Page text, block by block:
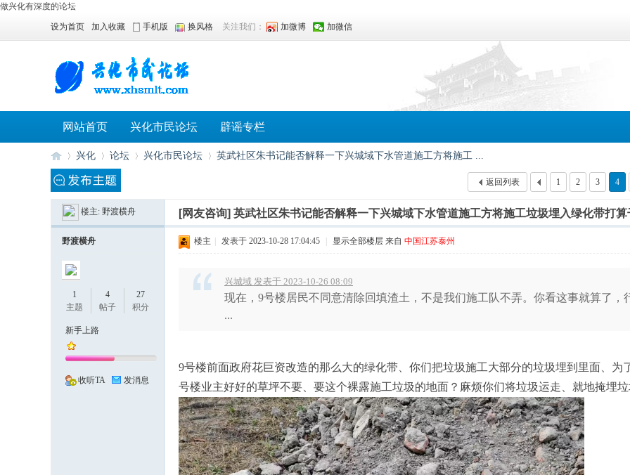
做兴化有深度的论坛
设为首页 加入收藏 手机版 换风格 关注我们： 加微博 加微信
网站首页 兴化市民论坛 辟谣专栏
»
兴化
›
论坛
›
兴化市民论坛
›
英武社区朱书记能否解释一下兴城域下水管道施工方将施工 ...
1 2 3 4
返回列表
楼主: 野渡横舟 [网友咨询] 英武社区朱书记能否解释一下兴城域下水管道施工方将施工垃圾埋入绿化带打算
野渡横舟
1
主题
4
帖子
27
积分
新手上路
收听TA 发消息
楼主 发表于 2023-10-28 17:04:45 显示全部楼层 来自 中国江苏泰州
兴城域 发表于 2023-10-26 08:09
现在，9号楼居民不同意清除回填渣土，不是我们施工队不弄。你看这事就算了，
...
9号楼前面政府花巨资改造的那么大的绿化带、你们把垃圾施工大部分的垃圾埋到里面、
号楼业主好好的草坪不要、要这个裸露施工垃圾的地面？麻烦你们将垃圾运走、就地掩埋